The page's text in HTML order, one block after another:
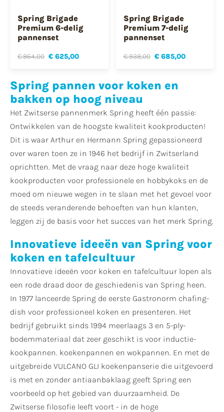
Spring Brigade
Premium 6-delig
pannenset
€ 864,00 € 625,00
Spring Brigade
Premium 7-delig
pannenset
€ 938,00 € 685,00
Spring pannen voor koken en
bakken op hoog niveau
Het Zwitserse pannenmerk Spring heeft één passie:
Ontwikkelen van de hoogste kwaliteit kookproducten!
Dit is waar Arthur en Hermann Spring gepassioneerd
over waren toen ze in 1946 het bedrijf in Zwitserland
oprichtten. Met de vraag naar deze hoge kwaliteit
kookproducten voor professionele en hobbykoks en de
moed om nieuwe wegen in te slaan met het gevoel voor
de steeds veranderende behoeften van hun klanten,
leggen zij de basis voor het succes van het merk Spring.
Innovatieve ideeën van Spring voor
koken en tafelcultuur
Innovatieve ideeën voor koken en tafelcultuur lopen als
een rode draad door de geschiedenis van Spring heen.
In 1977 lanceerde Spring de eerste Gastronorm chafing-
dish voor professioneel koken en presenteren. Het
bedrijf gebruikt sinds 1994 meerlaags 3 en 5-ply-
bodemmateriaal dat zeer geschikt is voor inductie-
kookpannen. koekenpannen en wokpannen. En met de
uitgebreide VULCANO GLI koekenpanserie die uitgevoerd
is met en zonder antiaanbaklaag geeft Spring een
voorbeeld op het gebied van duurzaamheid. De
Zwitserse filosofie leeft voort - in de hoge